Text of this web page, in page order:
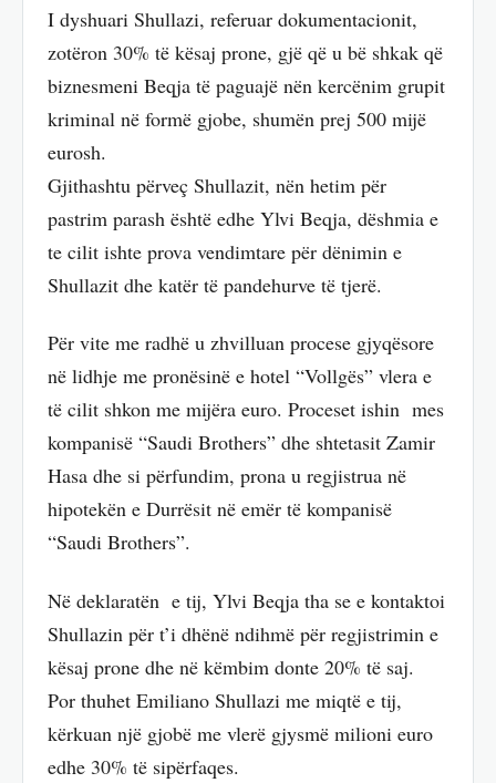
I dyshuari Shullazi, referuar dokumentacionit,
zotëron 30% të kësaj prone, gjë që u bë shkak që
biznesmeni Beqja të paguajë nën kercënim grupit
kriminal në formë gjobe, shumën prej 500 mijë
eurosh.
Gjithashtu përveç Shullazit, nën hetim për
pastrim parash është edhe Ylvi Beqja, dëshmia e
te cilit ishte prova vendimtare për dënimin e
Shullazit dhe katër të pandehurve të tjerë.
Për vite me radhë u zhvilluan procese gjyqësore
në lidhje me pronësinë e hotel “Vollgës” vlera e
të cilit shkon me mijëra euro. Proceset ishin mes
kompanisë “Saudi Brothers” dhe shtetasit Zamir
Hasa dhe si përfundim, prona u regjistrua në
hipotekën e Durrësit në emër të kompanisë
“Saudi Brothers”.
Në deklaratën e tij, Ylvi Beqja tha se e kontaktoi
Shullazin për t’i dhënë ndihmë për regjistrimin e
kësaj prone dhe në këmbim donte 20% të saj.
Por thuhet Emiliano Shullazi me miqtë e tij,
kërkuan një gjobë me vlerë gjysmë milioni euro
edhe 30% të sipërfaqes.